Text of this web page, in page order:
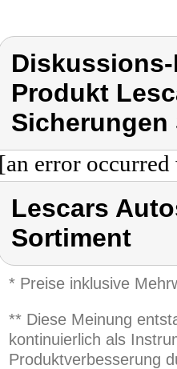
Produkt
[an error
Lescars
Sortiment
* Preise inklusive
** Diese Meinung
kontinuierlich als
Produktverbesserung